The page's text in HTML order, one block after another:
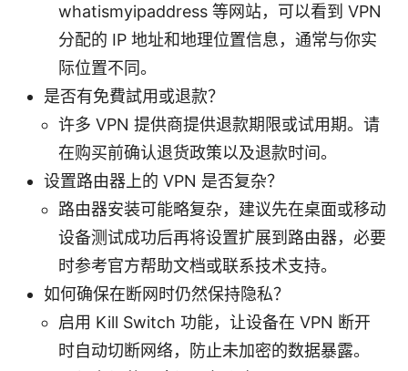
whatismyipaddress 等网站，可以看到 VPN
分配的 IP 地址和地理位置信息，通常与你实
际位置不同。
是否有免費試用或退款？
许多 VPN 提供商提供退款期限或试用期。请
在购买前确认退货政策以及退款时间。
设置路由器上的 VPN 是否复杂？
路由器安装可能略复杂，建议先在桌面或移动
设备测试成功后再将设置扩展到路由器，必要
时参考官方帮助文档或联系技术支持。
如何确保在断网时仍然保持隐私？
启用 Kill Switch 功能，让设备在 VPN 断开
时自动切断网络，防止未加密的数据暴露。